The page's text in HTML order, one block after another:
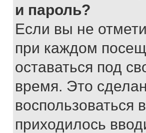
и пароль?
Если вы не
при каждом
оставаться под
время. Это
воспользоваться
приходилось